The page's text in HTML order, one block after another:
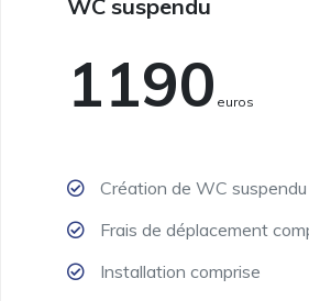
WC suspendu
1190 Euros
Création de WC
Frais de déplacement
Installation comprise